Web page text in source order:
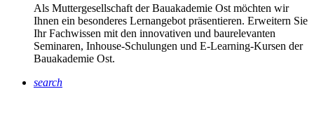
Als Muttergesellschaft der Bauakademie Ost möchten wir
Ihnen ein besonderes Lernangebot präsentieren. Erweitern Sie
Ihr Fachwissen mit den innovativen und baurelevanten
Seminaren, Inhouse-Schulungen und E-Learning-Kursen der
Bauakademie Ost.
search